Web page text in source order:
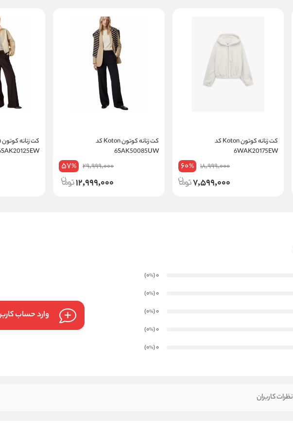
کت زنانه کوتون Koton کد
6WAK20175EW
18,999,000
60%
7,599,000
کت زنانه کوتون Koton کد
6SAK50085UW
29,999,000
57%
12,999,000
6SAK20125EW
0
(0
%
)
0
(0
%
)
0
(0
%
)
0
(0
%
)
0
(0
%
)
وارد حساب
نظرات کاربران